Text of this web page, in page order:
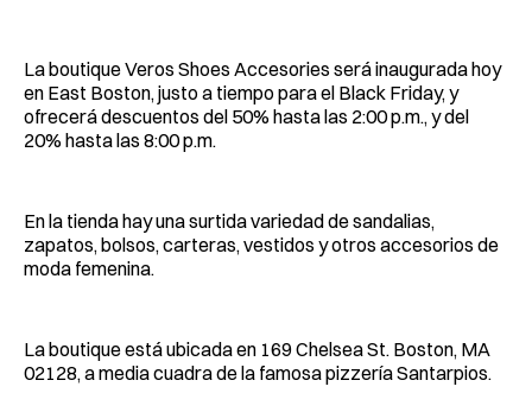
La boutique Veros Shoes Accesories será inaugurada hoy
en East Boston, justo a tiempo para el Black Friday, y
ofrecerá descuentos del 50% hasta las 2:00 p.m., y del
20% hasta las 8:00 p.m.
En la tienda hay una surtida variedad de sandalias,
zapatos, bolsos, carteras, vestidos y otros accesorios de
moda femenina.
La boutique está ubicada en 169 Chelsea St. Boston, MA
02128, a media cuadra de la famosa pizzería Santarpios.